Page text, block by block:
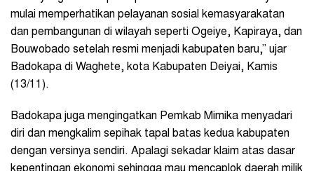
mulai memperhatikan pelayanan sosial kemasyarakatan
dan pembangunan di wilayah seperti Ogeiye, Kapiraya, dan
Bouwobado setelah resmi menjadi kabupaten baru,” ujar
Badokapa di Waghete, kota Kabupaten Deiyai, Kamis
(13/11).
Badokapa juga mengingatkan Pemkab Mimika menyadari
diri dan mengkalim sepihak tapal batas kedua kabupaten
dengan versinya sendiri. Apalagi sekadar klaim atas dasar